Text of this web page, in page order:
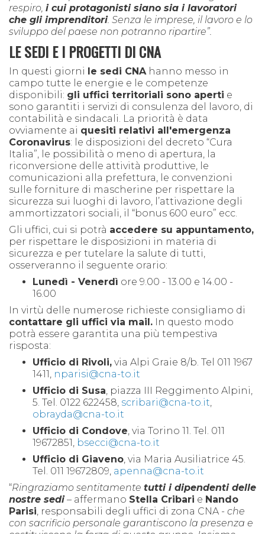
respiro, i cui protagonisti siano sia i lavoratori
che gli imprenditori. Senza le imprese, il lavoro e lo
sviluppo del paese non potranno ripartire”.
LE SEDI E I PROGETTI DICNA
In questi giorni le sedi CNA hanno messo in
campo tutte le energie e le competenze
disponibili: gli uffici territoriali sono aperti e
sono garantiti i servizi di consulenza del lavoro, di
contabilità e sindacali. La priorità è data
ovviamente ai quesiti relativi all'emergenza
Coronavirus: le disposizioni del decreto “Cura
Italia”, le possibilità o meno di apertura, la
riconversione delle attività produttive, le
comunicazioni alla prefettura, le convenzioni
sulle forniture di mascherine per rispettare la
sicurezza sui luoghi di lavoro, l’attivazione degli
ammortizzatori sociali, il “bonus 600 euro” ecc.
Gli uffici, cui si potrà accedere su appuntamento,
per rispettare le disposizioni in materia di
sicurezza e per tutelare la salute di tutti,
osserveranno il seguente orario:
Lunedì - Venerdì ore 9.00 - 13.00 e 14.00 -
16.00
In virtù delle numerose richieste consigliamo di
contattare gli uffici via mail. In questo modo
potrà essere garantita una più tempestiva
risposta:
Ufficio di Rivoli, via Alpi Graie 8/b. Tel 011 1967
1411, nparisi@cna-to.it
Ufficio di Susa , piazza III Reggimento Alpini,
5. Tel. 0122 622458, scribari@cna-to.it
obrayda@cna-to.it
Ufficio di Condove , via Torino 11. Tel. 011
19672851, bsecci@cna-to.it
Ufficio di Giaveno , via Maria Ausiliatrice 45.
Tel. 011 19672809, apenna@cna-to.it
“Ringraziamo sentitamente tutti i dipendenti delle
nostre sedi – affermano Stella Cribari e Nando
Parisi , responsabili degli uffici di zona CNA - che
con sacrificio personale garantiscono la presenza e